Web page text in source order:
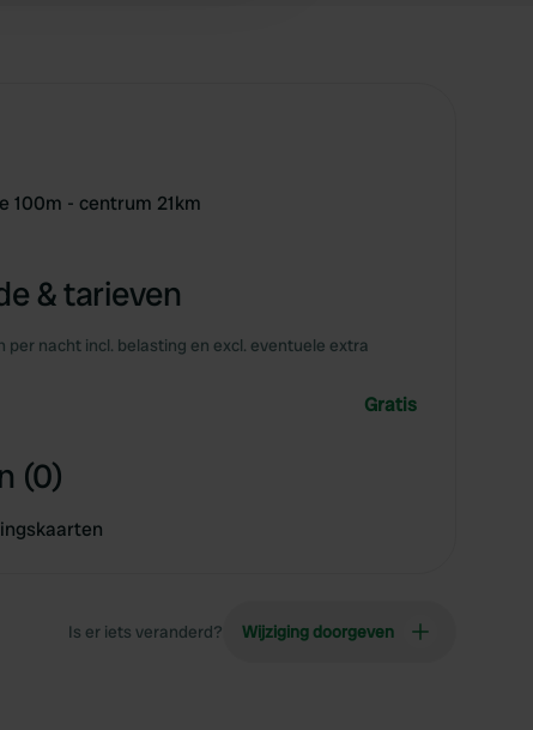
100m - centrum 21km
& tarieven
per nacht incl. belasting en excl. eventuele extra
Gratis
(0)
Is er iets veranderd? Wijziging doorgeven